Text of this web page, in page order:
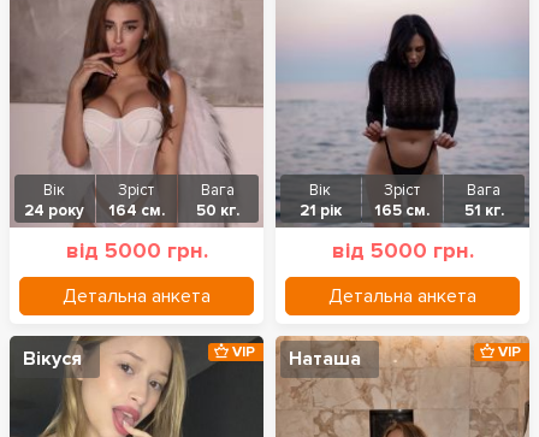
Вік
24 року
Зріст
164 см.
Вага
50 кг.
від 5000 грн.
Детальна анкета
Вік
21 рік
Зріст
165 см.
Вага
51 кг.
від 5000 грн.
Детальна анкета
Вікуся VIP Наташа VIP